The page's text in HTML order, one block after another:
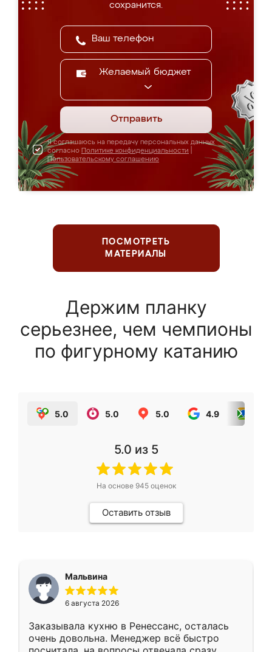
сохранится.
Желаемый бюджет
Отправить
Я соглашаюсь на передачу персональных данных
согласно Политике конфиденциальности
Пользовательскому соглашению
ПОСМОТРЕТЬ
МАТЕРИАЛЫ
Держим планку
серьезнее, чем чемпионы
по фигурному катанию
5.0 5.0 5.0 4.9
5.0 из 5
На основе 945оценок
Оставить отзыв
Мальвина
6 августа 2026
Заказывала кухню в Ренессанс, осталась
очень довольна. Менеджер всё быстро